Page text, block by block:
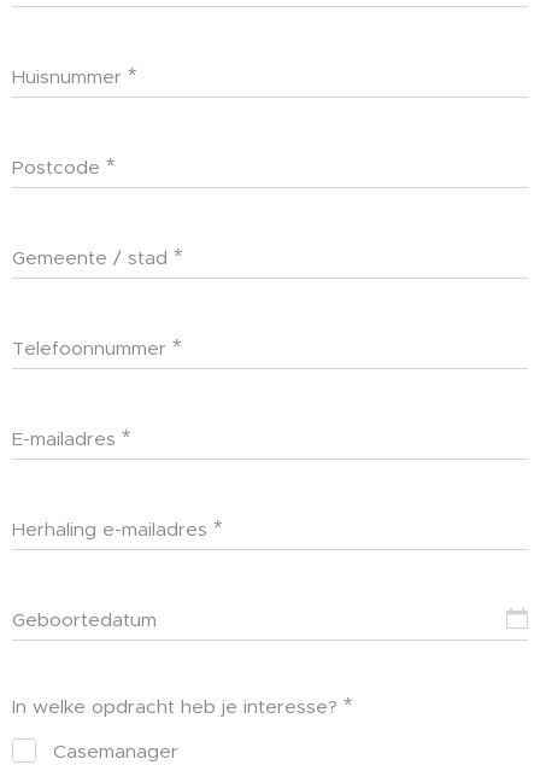
Huisnummer
Postcode
Gemeente / stad
Telefoonnummer
E-mailadres
Herhaling e-mailadres
Geboortedatum
In welke opdracht heb je interesse?
Casemanager